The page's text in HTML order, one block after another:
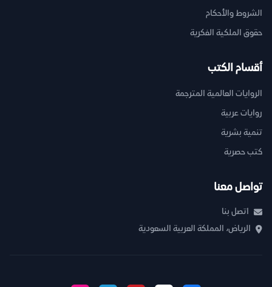
الشروط والأحكام
حقوق الملكية الفكرية
أقسام الكتب
الروايات العالمية المترجمة
روايات عربية
تنمية بشرية
كتب حصرية
تواصل معنا
اتصل بنا
الرياض، المملكة العربية السعودية